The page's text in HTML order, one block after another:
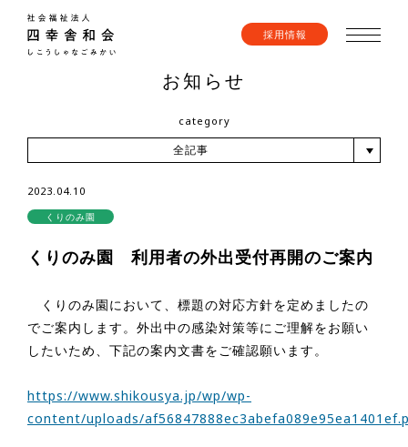
採用情報
お知らせ
category
全記事
2023.04.10
くりのみ園
くりのみ園 利用者の外出受付再開のご案内
くりのみ園において、標題の対応方針を定めましたの
でご案内します。外出中の感染対策等にご理解をお願い
したいため、下記の案内文書をご確認願います。
https://www.shikousya.jp/wp/wp-
content/uploads/